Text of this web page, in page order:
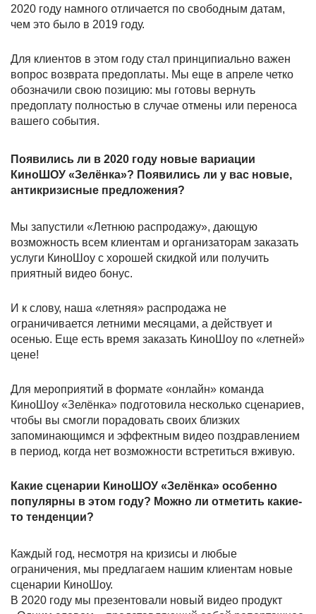
2020 году намного отличается по свободным датам,
чем это было в 2019 году.
Для клиентов в этом году стал принципиально важен
вопрос возврата предоплаты. Мы еще в апреле четко
обозначили свою позицию: мы готовы вернуть
предоплату полностью в случае отмены или переноса
вашего события.
Появились ли в 2020 году новые вариации
КиноШОУ «Зелёнка»? Появились ли у вас новые,
антикризисные предложения?
Мы запустили «Летнюю распродажу», дающую
возможность всем клиентам и организаторам заказать
услуги КиноШоу с хорошей скидкой или получить
приятный видео бонус.
И к слову, наша «летняя» распродажа не
ограничивается летними месяцами, а действует и
осенью. Еще есть время заказать КиноШоу по «летней»
цене!
Для мероприятий в формате «онлайн» команда
КиноШоу «Зелёнка» подготовила несколько сценариев,
чтобы вы смогли порадовать своих близких
запоминающимся и эффектным видео поздравлением
в период, когда нет возможности встретиться вживую.
Какие сценарии КиноШОУ «Зелёнка» особенно
популярны в этом году? Можно ли отметить какие-
то тенденции?
Каждый год, несмотря на кризисы и любые
ограничения, мы предлагаем нашим клиентам новые
сценарии КиноШоу.
В 2020 году мы презентовали новый видео продукт